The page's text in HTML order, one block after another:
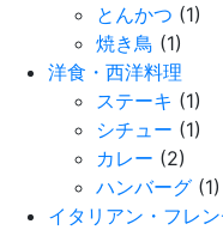
とんかつ (1)
焼き鳥 (1)
洋食・西洋料理
ステーキ (1)
シチュー (1)
カレー (2)
ハンバーグ (1)
イタリアン・フレ